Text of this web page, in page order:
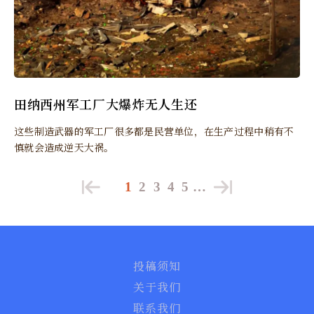
田纳西州军工厂大爆炸无人生还
这些制造武器的军工厂很多都是民营单位，在生产过程中稍有不
慎就会造成逆天大祸。
1 2 3 4 5 …
投稿须知
关于我们
联系我们